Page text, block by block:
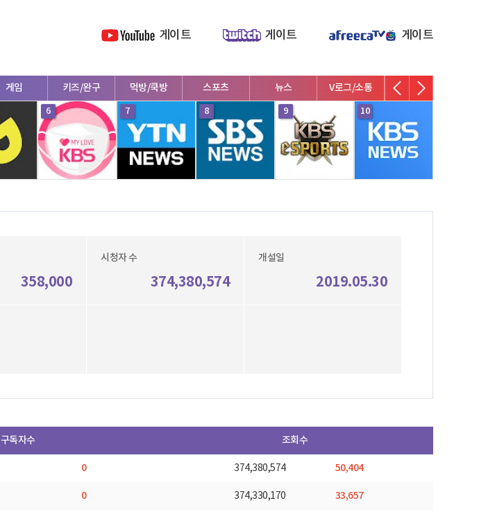
게이트 게이트 게이트
게임 키즈/완구 먹방/쿡방 스포츠 뉴스 V로그/소통 영화/뮤지컬
6 7 8 9 10
358,000
시청자 수
374,380,574
개설일
2019.05.30
구독자수 조회수
0 374,380,574 50,404
0 374,330,170 33,657